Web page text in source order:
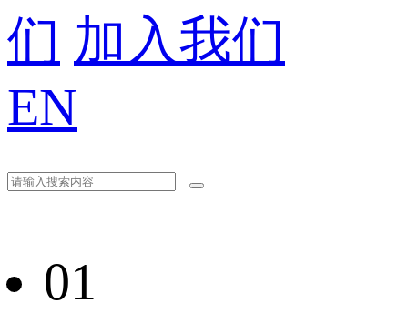
们 加入我们
EN
01